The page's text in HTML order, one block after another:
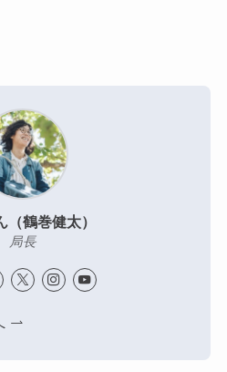
（鶴巻健太）
局長